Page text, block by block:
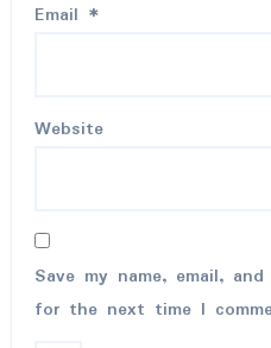
Email *
Website
Save my name, email,
for the next time I